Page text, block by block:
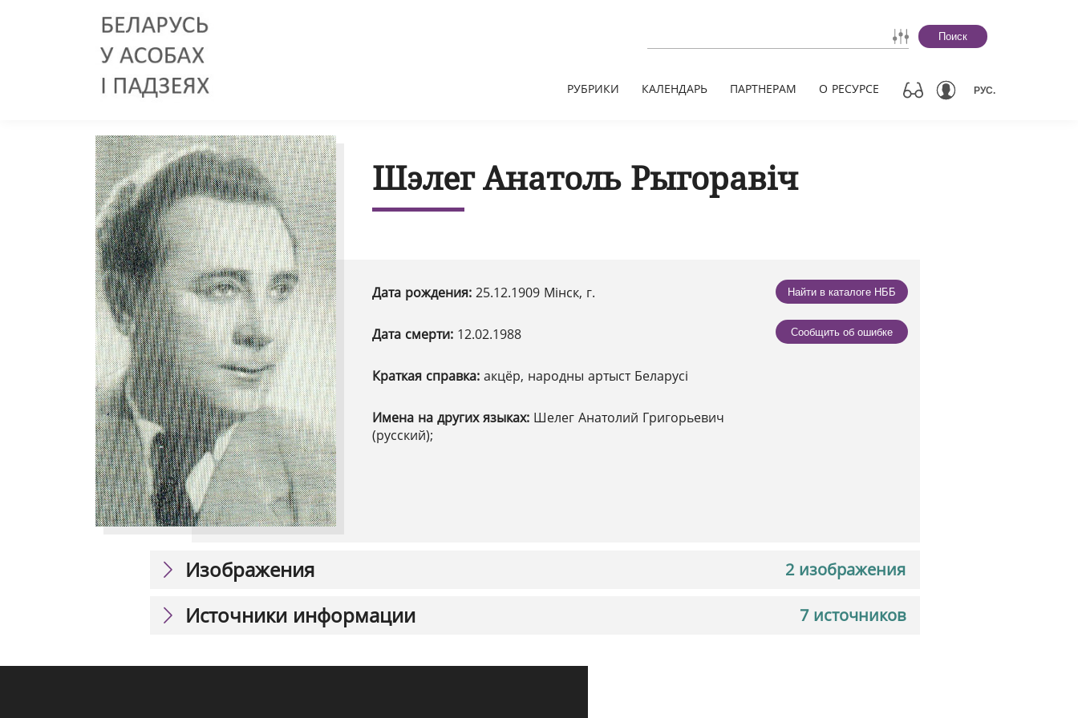
Поиск
РУБРИКИ КАЛЕНДАРЬ ПАРТНЕРАМ О РЕСУРСЕ РУС.
Шэлег Анатоль Рыгоравіч
Дата рождения: 25.12.1909 Мінск, г.
Дата смерти: 12.02.1988
Краткая справка: акцёр, народны артыст Беларусі
Имена на других языках: Шелег Анатолий Григорьевич
(русский);
Найти в каталоге НББ
Сообщить об ошибке
2 изображения
Изображения
7 источников
Источники информации